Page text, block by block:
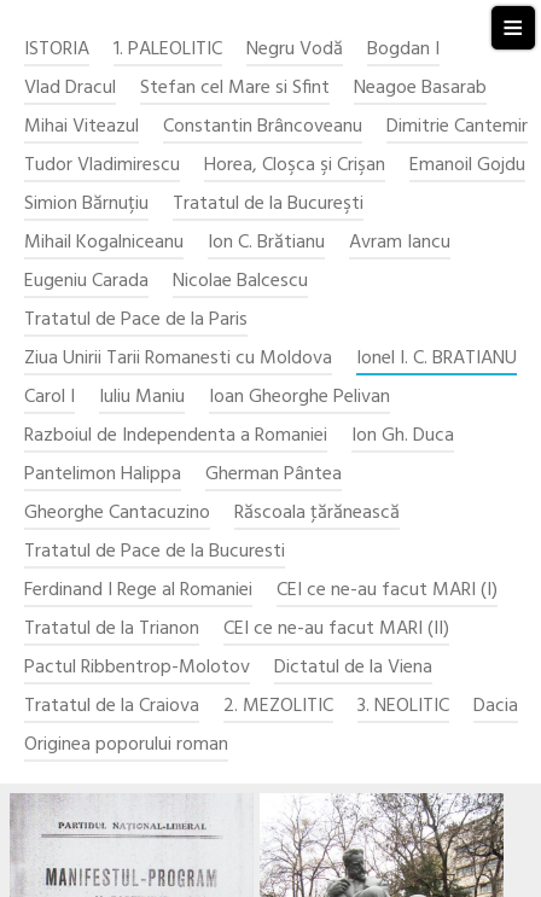
≡
ISTORIA 1. PALEOLITIC Negru Vodă
Bogdan I
Vlad Dracul
Stefan cel Mare si Sfint
Neagoe Basarab
Mihai Viteazul
Constantin Brâncoveanu
Dimitrie Cantemir
Tudor Vladimirescu
Horea, Cloşca şi Crişan
Emanoil Gojdu
Simion Bărnuțiu
Tratatul de la Bucureşti
Mihail Kogalniceanu
Ion C. Brătianu
Avram Iancu
Eugeniu Carada
Nicolae Balcescu
Tratatul de Pace de la Paris
Ziua Unirii Tarii Romanesti cu Moldova
Ionel I. C. BRATIANU
Carol I
Iuliu Maniu
Ioan Gheorghe Pelivan
Razboiul de Independenta a Romaniei
Ion Gh. Duca
Pantelimon Halippa
Gherman Pântea
Gheorghe Cantacuzino
Răscoala ţărănească
Tratatul de Pace de la Bucuresti
Ferdinand I Rege al Romaniei
CEI ce ne-au facut MARI (I)
Tratatul de la Trianon
CEI ce ne-au facut MARI (II)
Pactul Ribbentrop-Molotov
Dictatul de la Viena
Tratatul de la Craiova
2. MEZOLITIC 3. NEOLITIC
Dacia
Originea poporului roman